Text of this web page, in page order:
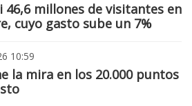
46,6 millones de visitantes en
cuyo gasto sube un 7%
10:59
la mira en los 20.000 puntos